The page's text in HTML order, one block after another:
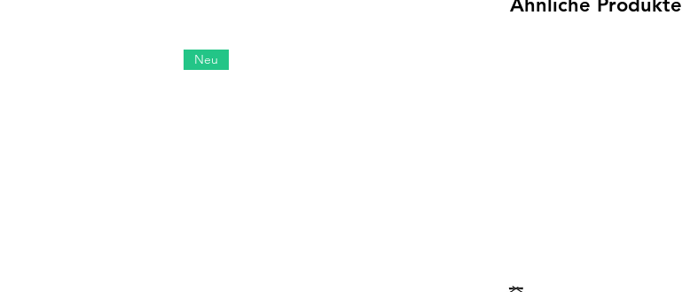
Ähnliche Produkte
Neu